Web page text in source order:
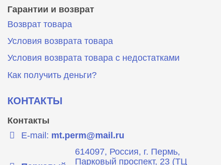
Гарантии и возврат
Возврат товара
Условия возврата товара
Условия возврата товара с недостатками
Как получить деньги?
КОНТАКТЫ
Контакты
E-mail: mt.perm@mail.ru
614097, Россия, г. Пермь,
Парковый проспект, 23 (ТЦ